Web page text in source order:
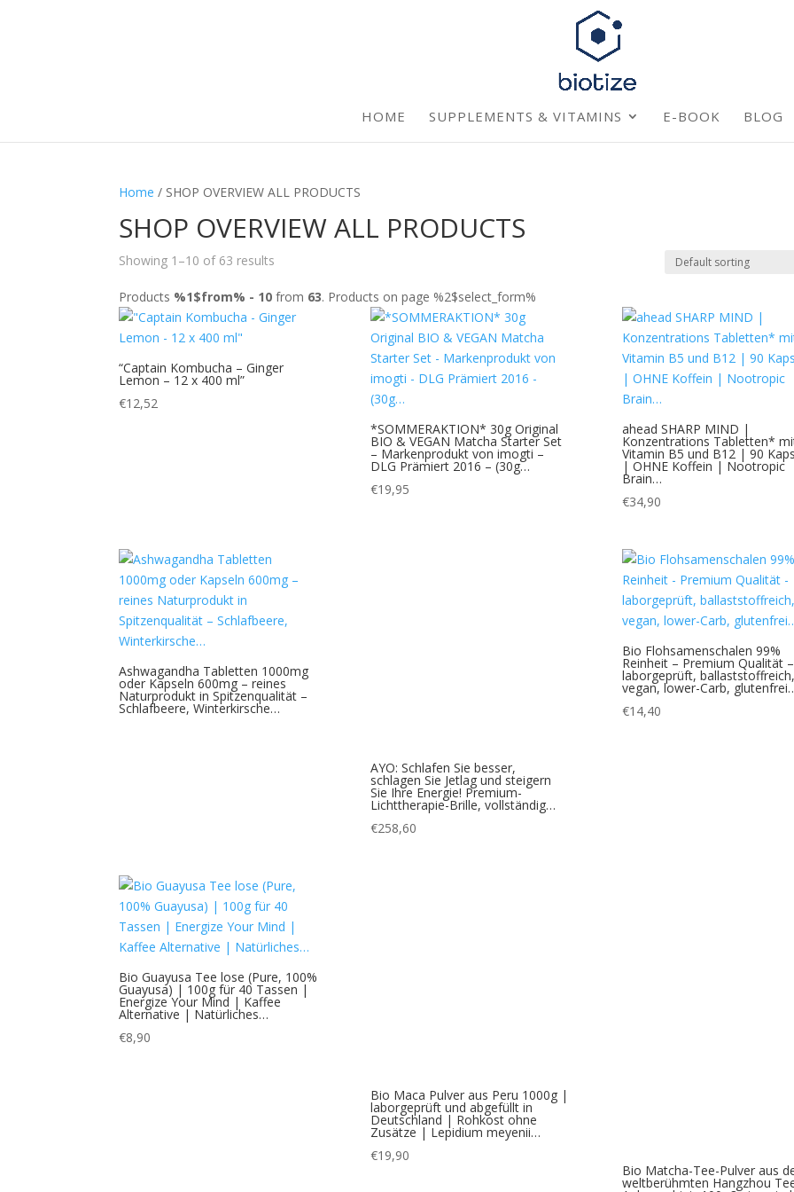
HOME SUPPLEMENTS & VITAMINS E-BOOK BLOG
Home / SHOP OVERVIEW ALL PRODUCTS
SHOP OVERVIEW ALL PRODUCTS
Showing 1–10 of 63 results
Products %1$from% - 10 from 63. Products on page %2$select_form%
“Captain Kombucha – Ginger
Lemon – 12 x 400 ml”
€12,52
*SOMMERAKTION* 30g Original
BIO & VEGAN Matcha Starter Set
– Markenprodukt von imogti –
DLG Prämiert 2016 – (30g…
€19,95
ahead SHARP MIND |
Konzentrations Tabletten*
Vitamin B5 und B12 | 90
| OHNE Koffein | Nootropic
Brain…
€34,90
Ashwagandha Tabletten 1000mg
oder Kapseln 600mg – reines
Naturprodukt in Spitzenqualität –
Schlafbeere, Winterkirsche…
AYO: Schlafen Sie besser,
schlagen Sie Jetlag und steigern
Sie Ihre Energie! Premium-
Lichttherapie-Brille, vollständig…
€258,60
Bio Flohsamenschalen 99%
Reinheit – Premium Qualität –
laborgeprüft, ballaststoffreich,
vegan, lower-Carb,
€14,40
Bio Guayusa Tee lose (Pure, 100%
Guayusa) | 100g für 40 Tassen |
Energize Your Mind | Kaffee
Alternative | Natürliches…
€8,90
Bio Maca Pulver aus Peru 1000g |
laborgeprüft und abgefüllt in
Deutschland | Rohkost ohne
Zusätze | Lepidium meyenii…
€19,90
Bio Matcha-Tee-Pulver aus
weltberühmten Hangzhou